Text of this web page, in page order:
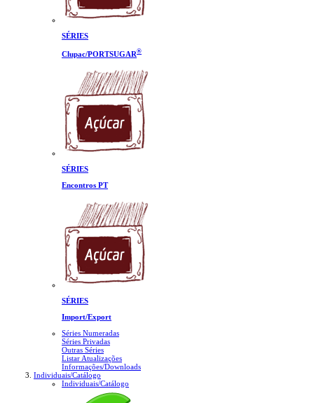
SÉRIES
Clupac/PORTSUGAR®
SÉRIES
Encontros PT
SÉRIES
Import/Export
Séries Numeradas
Séries Privadas
Outras Séries
Listar Atualizações
Informações/Downloads
Individuais/Catálogo
Individuais/Catálogo